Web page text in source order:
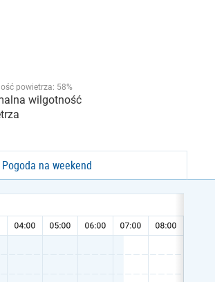
powietrza: 58%
wilgotność
Pogoda na weekend